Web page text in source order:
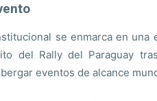
se enmarca en
del Rally del Paraguay
eventos de alcance